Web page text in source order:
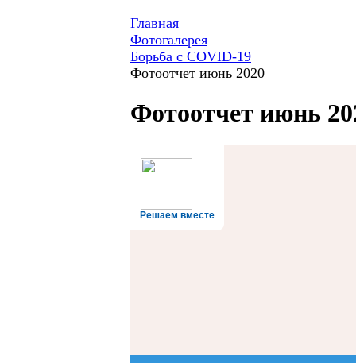
Главная
Фотогалерея
Борьба с COVID-19
Фотоотчет июнь 2020
Фотоотчет июнь
Решаем вместе